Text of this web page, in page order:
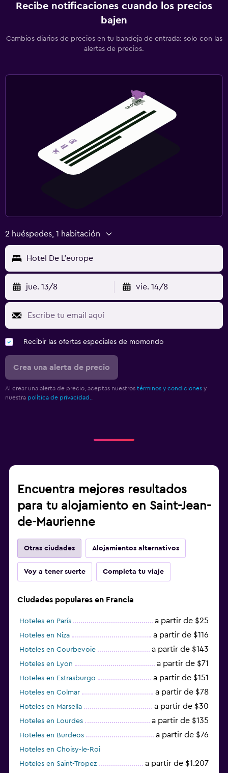
Recibe notificaciones cuando los precios
bajen
Cambios diarios de precios en tu bandeja de entrada: solo con las
alertas de precios.
2 huéspedes, 1 habitación
Hotel De L'europe
jue. 13/8 vie. 14/8
Recibir las ofertas especiales de momondo
Crea una alerta de precio
Al crear una alerta de precio, aceptas nuestros términos y condiciones y
nuestra política de privacidad.
Encuentra mejores resultados
para tu alojamiento en Saint-Jean-
de-Maurienne
Otras ciudades Alojamientos alternativos
Voy a tener suerte Completa tu viaje
Ciudades populares en Francia
Hoteles en París a partir de $25
Hoteles en Niza a partir de $116
Hoteles en Courbevoie a partir de $143
Hoteles en Lyon a partir de $71
Hoteles en Estrasburgo a partir de $151
Hoteles en Colmar a partir de $78
Hoteles en Marsella a partir de $30
Hoteles en Lourdes a partir de $135
Hoteles en Burdeos a partir de $76
Hoteles en Choisy-le-Roi
Hoteles en Saint-Tropez
a partir de $1.207